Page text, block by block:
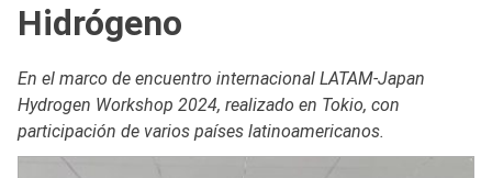
Hidrógeno
En el marco de encuentro internacional LATAM-Japan
Hydrogen Workshop 2024, realizado en Tokio, con
participación de varios países latinoamericanos.